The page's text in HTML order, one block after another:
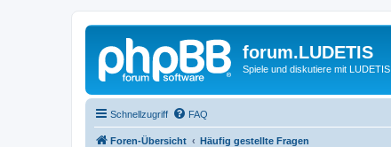
forum.LUDETIS
Spiele und diskutiere mit LUDETIS.
Schnellzugriff FAQ
Foren-Übersicht Häufig gestellte Fragen